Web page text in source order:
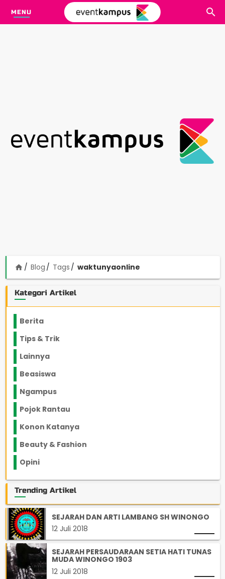
MENU
home Blog Tags waktunyaonline
Kategori Artikel
Berita
Tips & Trik
Lainnya
Beasiswa
Ngampus
Pojok Rantau
Konon Katanya
Beauty & Fashion
Opini
Trending Artikel
SEJARAH DAN ARTI LAMBANG SH WINONGO
12 Juli 2018
SEJARAH PERSAUDARAAN SETIA HATI TUNAS
MUDA WINONGO 1903
12 Juli 2018